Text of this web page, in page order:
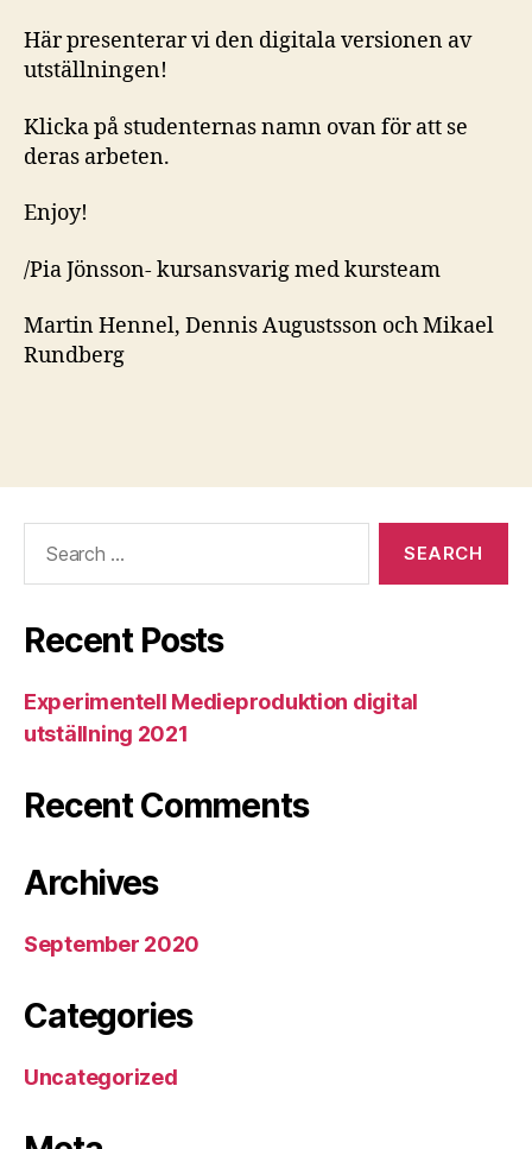
Här presenterar vi den digitala versionen av
utställningen!
Klicka på studenternas namn ovan för att se
deras arbeten.
Enjoy!
/Pia Jönsson- kursansvarig med kursteam
Martin Hennel, Dennis Augustsson och Mikael
Rundberg
Recent Posts
Experimentell Medieproduktion digital
utställning 2021
Recent Comments
Archives
September 2020
Categories
Uncategorized